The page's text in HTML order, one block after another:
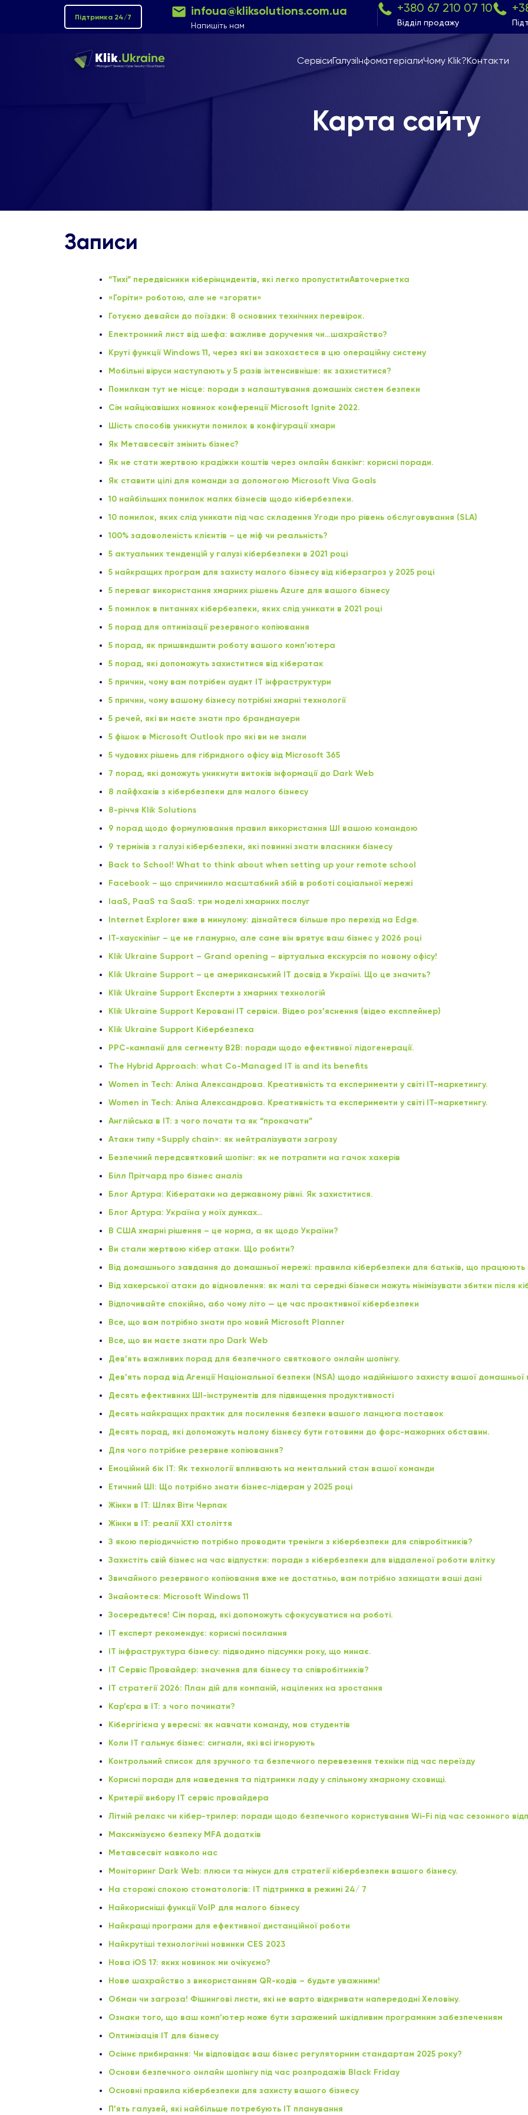
Підтримка 24/7 infoua@kliksolutions.com.ua
Напишіть нам
+380 67 210 07 10
Відділ продажу
СервісиГалузіІнфоматеріалиЧому Klik?Контакти
Карта сайту
Записи
“Тихі” передвісники кіберінцидентів, які легко пропуститиАвточернетка
«Горіти» роботою, але не «згоряти»
Готуємо девайси до поїздки: 8 основних технічних перевірок.
Електронний лист від шефа: важливе доручення чи…шахрайство?
Круті функції Windows 11, через які ви закохаєтеся в цю операційну систему
Мобільні віруси наступають у 5 разів інтенсивніше: як захиститися?
Помилкам тут не місце: поради з налаштування домашніх систем безпеки
Сім найцікавіших новинок конференції Microsoft Ignite 2022.
Шість способів уникнути помилок в конфігурації хмари
Як Метавсесвіт змінить бізнес?
Як не стати жертвою крадіжки коштів через онлайн банкінг: корисні поради.
Як ставити цілі для команди за допомогою Microsoft Viva Goals
10 найбільших помилок малих бізнесів щодо кібербезпеки.
10 помилок, яких слід уникати під час складення Угоди про рівень обслуговування (SLA)
100% задоволеність клієнтів – це міф чи реальність?
5 актуальних тенденцій у галузі кібербезпеки в 2021 році
5 найкращих програм для захисту малого бізнесу від кіберзагроз у 2025 році
5 переваг використання хмарних рішень Azure для вашого бізнесу
5 помилок в питаннях кібербезпеки, яких слід уникати в 2021 році
5 порад для оптимізації резервного копіювання
5 порад, як пришвидшити роботу вашого комп’ютера
5 порад, які допоможуть захиститися від кібератак
5 причин, чому вам потрібен аудит ІТ інфраструктури
5 причин, чому вашому бізнесу потрібні хмарні технології
5 речей, які ви маєте знати про брандмауери
5 фішок в Microsoft Outlook про які ви не знали
5 чудових рішень для гібридного офісу від Microsoft 365
7 порад, які доможуть уникнути витоків інформації до Dark Web
8 лайфхаків з кібербезпеки для малого бізнесу
8-річчя Klik Solutions
9 порад щодо формулювання правил використання ШІ вашою командою
9 термінів з галузі кібербезпеки, які повинні знати власники бізнесу
Back to School! What to think about when setting up your remote school
Facebook – що спричинило масштабний збій в роботі соціальної мережі
IaaS, PaaS та SaaS: три моделі хмарних послуг
Internet Explorer вже в минулому: дізнайтеся більше про перехід на Edge.
IT-хаускіпінг – це не гламурно, але саме він врятує ваш бізнес у 2026 році
Klik Ukraine Support – Grand opening – віртуальна екскурсія по новому офісу!
Klik Ukraine Support – це американський ІТ досвід в Україні. Що це значить?
Klik Ukraine Support Експерти з хмарних технологій
Klik Ukraine Support Керовані ІТ сервіси. Відео роз’яснення (відео експлейнер)
Klik Ukraine Support Кібербезпека
PPC-кампанії для сегменту B2B: поради щодо ефективної лідогенерації.
The Hybrid Approach: what Co-Managed IT is and its benefits
Women in Tech: Аліна Александрова. Креативність та експерименти у світі ІТ-маркетингу.
Women in Tech: Аліна Александрова. Креативність та експерименти у світі ІТ-маркетингу.
Англійська в ІТ: з чого почати та як “прокачати”
Атаки типу «Supply chain»: як нейтралізувати загрозу
Безпечний передсвятковий шопінг: як не потрапити на гачок хакерів
Білл Прітчард про бізнес аналіз
Блог Артура: Кібератаки на державному рівні. Як захиститися.
Блог Артура: Україна у моїх думках…
В США хмарні рішення – це норма, а як щодо України?
Ви стали жертвою кібер атаки. Що робити?
Від домашнього завдання до домашньої мережі: правила кібербезпеки для батьків, що працюють
Від хакерської атаки до відновлення: як малі та середні бізнеси можуть мінімізувати збитки після
Відпочивайте спокійно, або чому літо — це час проактивної кібербезпеки
Все, що вам потрібно знати про новий Microsoft Planner
Все, що ви маєте знати про Dark Web
Дев’ять важливих порад для безпечного святкового онлайн шопінгу.
Дев’ять порад від Агенції Національної безпеки (NSA) щодо надійнішого захисту вашої домашньої
Десять ефективних ШI-інструментів для підвищення продуктивності
Десять найкращих практик для посилення безпеки вашого ланцюга поставок
Десять порад, які допоможуть малому бізнесу бути готовими до форс-мажорних обставин.
Для чого потрібне резервне копіювання?
Емоційний бік ІТ: Як технології впливають на ментальний стан вашої команди
Етичний ШІ: Що потрібно знати бізнес-лідерам у 2025 році
Жінки в IT: Шлях Віти Черпак
Жінки в ІТ: реалії ХХІ століття
З якою періодичністю потрібно проводити тренінги з кібербезпеки для співробітників?
Захистіть свій бізнес на час відпустки: поради з кібербезпеки для віддаленої роботи влітку
Звичайного резервного копіювання вже не достатньо, вам потрібно захищати ваші дані
Знайомтеся: Microsoft Windows 11
Зосередьтеся! Сім порад, які допоможуть сфокусуватися на роботі.
ІТ експерт рекомендує: корисні посилання
ІТ інфраструктура бізнесу: підводимо підсумки року, що минає.
ІТ Сервіс Провайдер: значення для бізнесу та співробітників?
ІТ стратегії 2026: План дій для компаній, націлених на зростання
Кар’єра в ІТ: з чого починати?
Кібергігієна у вересні: як навчати команду, мов студентів
Коли IT гальмує бізнес: сигнали, які всі ігнорують
Контрольний список для зручного та безпечного перевезення техніки під час переїзду
Корисні поради для наведення та підтримки ладу у спільному хмарному сховищі.
Критерії вибору ІТ cервіс провайдера
Літній релакс чи кібер-трилер: поради щодо безпечного користування Wi-Fi під час сезонного
Максимізуємо безпеку MFA додатків
Метавсесвіт навколо нас
Моніторинг Dark Web: плюси та мінуси для стратегії кібербезпеки вашого бізнесу.
На сторожі спокою стоматологів: ІТ підтримка в режимі 24/ 7
Найкорисніші функції VoIP для малого бізнесу
Найкращі програми для ефективної дистанційної роботи
Найкрутіші технологічні новинки CES 2023
Нова iOS 17: яких новинок ми очікуємо?
Нове шахрайство з використанням QR-кодів – будьте уважними!
Обман чи загроза! Фішингові листи, які не варто відкривати напередодні Хеловіну.
Ознаки того, що ваш комп’ютер може бути заражений шкідливим програмним забезпеченням
Оптимізація ІТ для бізнесу
Осіннє прибирання: Чи відповідає ваш бізнес регуляторним стандартам 2025 року?
Основи безпечного онлайн шопінгу під час розпродажів Black Friday
Основні правила кібербезпеки для захисту вашого бізнесу
П’ять галузей, які найбільше потребують ІТ планування